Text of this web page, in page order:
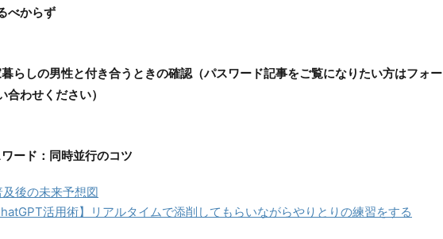
べからず
らしの男性と付き合うときの確認（パスワード記事をご覧になりたい方はフォー
合わせください）
ード：同時並行のコツ
及後の未来予想図
活用術】リアルタイムで添削してもらいながらやりとりの練習をする